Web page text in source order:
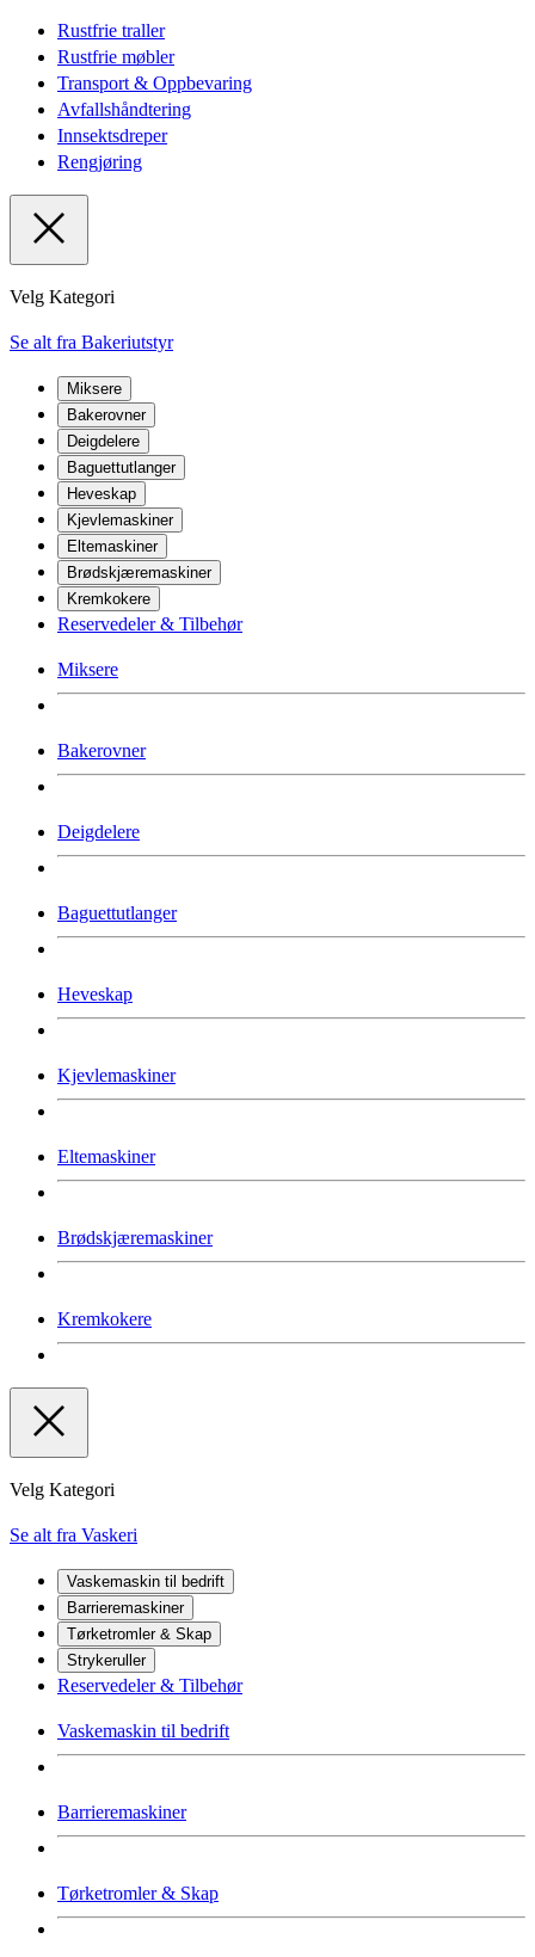
Rustfrie traller
Rustfrie møbler
Transport & Oppbevaring
Avfallshåndtering
Innsektsdreper
Rengjøring
Velg Kategori
Se alt fra Bakeriutstyr
Miksere
Bakerovner
Deigdelere
Baguettutlanger
Heveskap
Kjevlemaskiner
Eltemaskiner
Brødskjæremaskiner
Kremkokere
Reservedeler & Tilbehør
Miksere
Bakerovner
Deigdelere
Baguettutlanger
Heveskap
Kjevlemaskiner
Eltemaskiner
Brødskjæremaskiner
Kremkokere
Velg Kategori
Se alt fra Vaskeri
Vaskemaskin til bedrift
Barrieremaskiner
Tørketromler & Skap
Strykeruller
Reservedeler & Tilbehør
Vaskemaskin til bedrift
Barrieremaskiner
Tørketromler & Skap